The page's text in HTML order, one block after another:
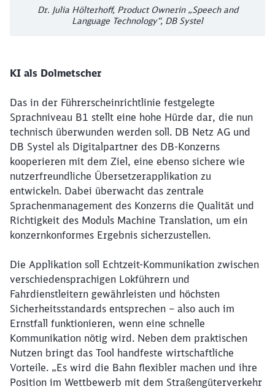
Dr. Julia Hölterhoff, Product Ownerin „Speech and
Language Technology“, DB Systel
KI als Dolmetscher
Das in der Führerscheinrichtlinie festgelegte
Sprachniveau B1 stellt eine hohe Hürde dar, die nun
technisch überwunden werden soll. DB Netz AG und
DB Systel als Digitalpartner des DB-Konzerns
kooperieren mit dem Ziel, eine ebenso sichere wie
nutzerfreundliche Übersetzerapplikation zu
entwickeln. Dabei überwacht das zentrale
Sprachenmanagement des Konzerns die Qualität und
Richtigkeit des Moduls Machine Translation, um ein
konzernkonformes Ergebnis sicherzustellen.
Die Applikation soll Echtzeit-Kommunikation zwischen
verschiedensprachigen Lokführern und
Fahrdienstleitern gewährleisten und höchsten
Sicherheitsstandards entsprechen – also auch im
Ernstfall funktionieren, wenn eine schnelle
Kommunikation nötig wird. Neben dem praktischen
Nutzen bringt das Tool handfeste wirtschaftliche
Vorteile. „Es wird die Bahn flexibler machen und ihre
Position im Wettbewerb mit dem Straßengüterverkehr